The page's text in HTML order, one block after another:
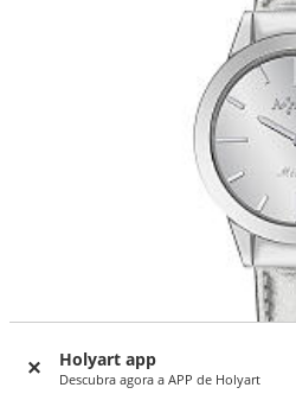
Holyart app
Descubra agora a APP de Holyart